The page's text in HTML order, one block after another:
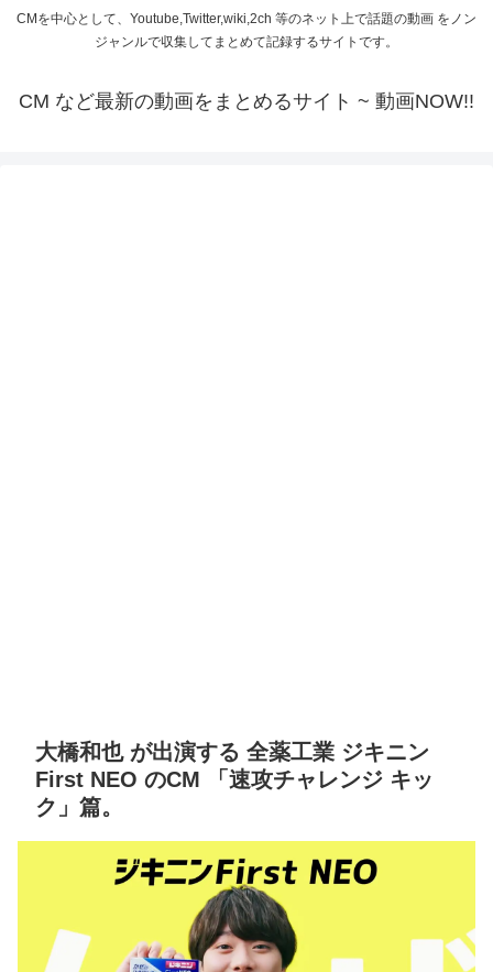
CMを中心として、Youtube,Twitter,wiki,2ch 等のネット上で話題の動画 をノン
ジャンルで収集してまとめて記録するサイトです。
CM など最新の動画をまとめるサイト ~ 動画NOW!!
大橋和也 が出演する 全薬工業 ジキニン
First NEO のCM 「速攻チャレンジ キッ
ク」篇。